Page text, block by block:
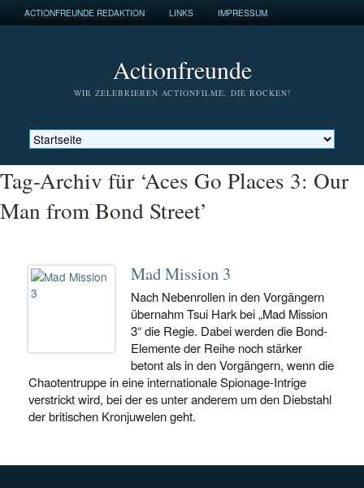
ACTIONFREUNDE REDAKTION LINKS IMPRESSUM
Actionfreunde
WIR ZELEBRIEREN ACTIONFILME, DIE ROCKEN!
Tag-Archiv für ‘Aces Go Places 3: Our
Man from Bond Street’
Mad Mission 3
Nach Nebenrollen in den Vorgängern
übernahm Tsui Hark bei „Mad Mission
3“ die Regie. Dabei werden die Bond-
Elemente der Reihe noch stärker
betont als in den Vorgängern, wenn die
Chaotentruppe in eine internationale Spionage-Intrige
verstrickt wird, bei der es unter anderem um den Diebstahl
der britischen Kronjuwelen geht.